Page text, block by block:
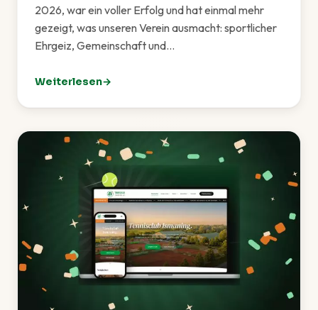
2026, war ein voller Erfolg und hat einmal mehr
gezeigt, was unseren Verein ausmacht: sportlicher
Ehrgeiz, Gemeinschaft und…
Weiterlesen
: TCI-Sommerfest 2026 – Ein rundum gelungenes